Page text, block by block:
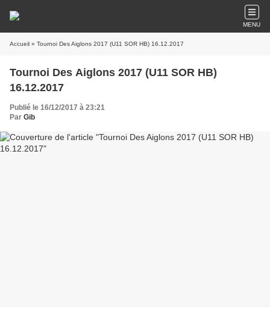
MENU
Accueil » Tournoi Des Aiglons 2017 (U11 SOR HB) 16.12.2017
Tournoi Des Aiglons 2017 (U11 SOR HB)
16.12.2017
Publié le 16/12/2017 à 23:21
Par Gib